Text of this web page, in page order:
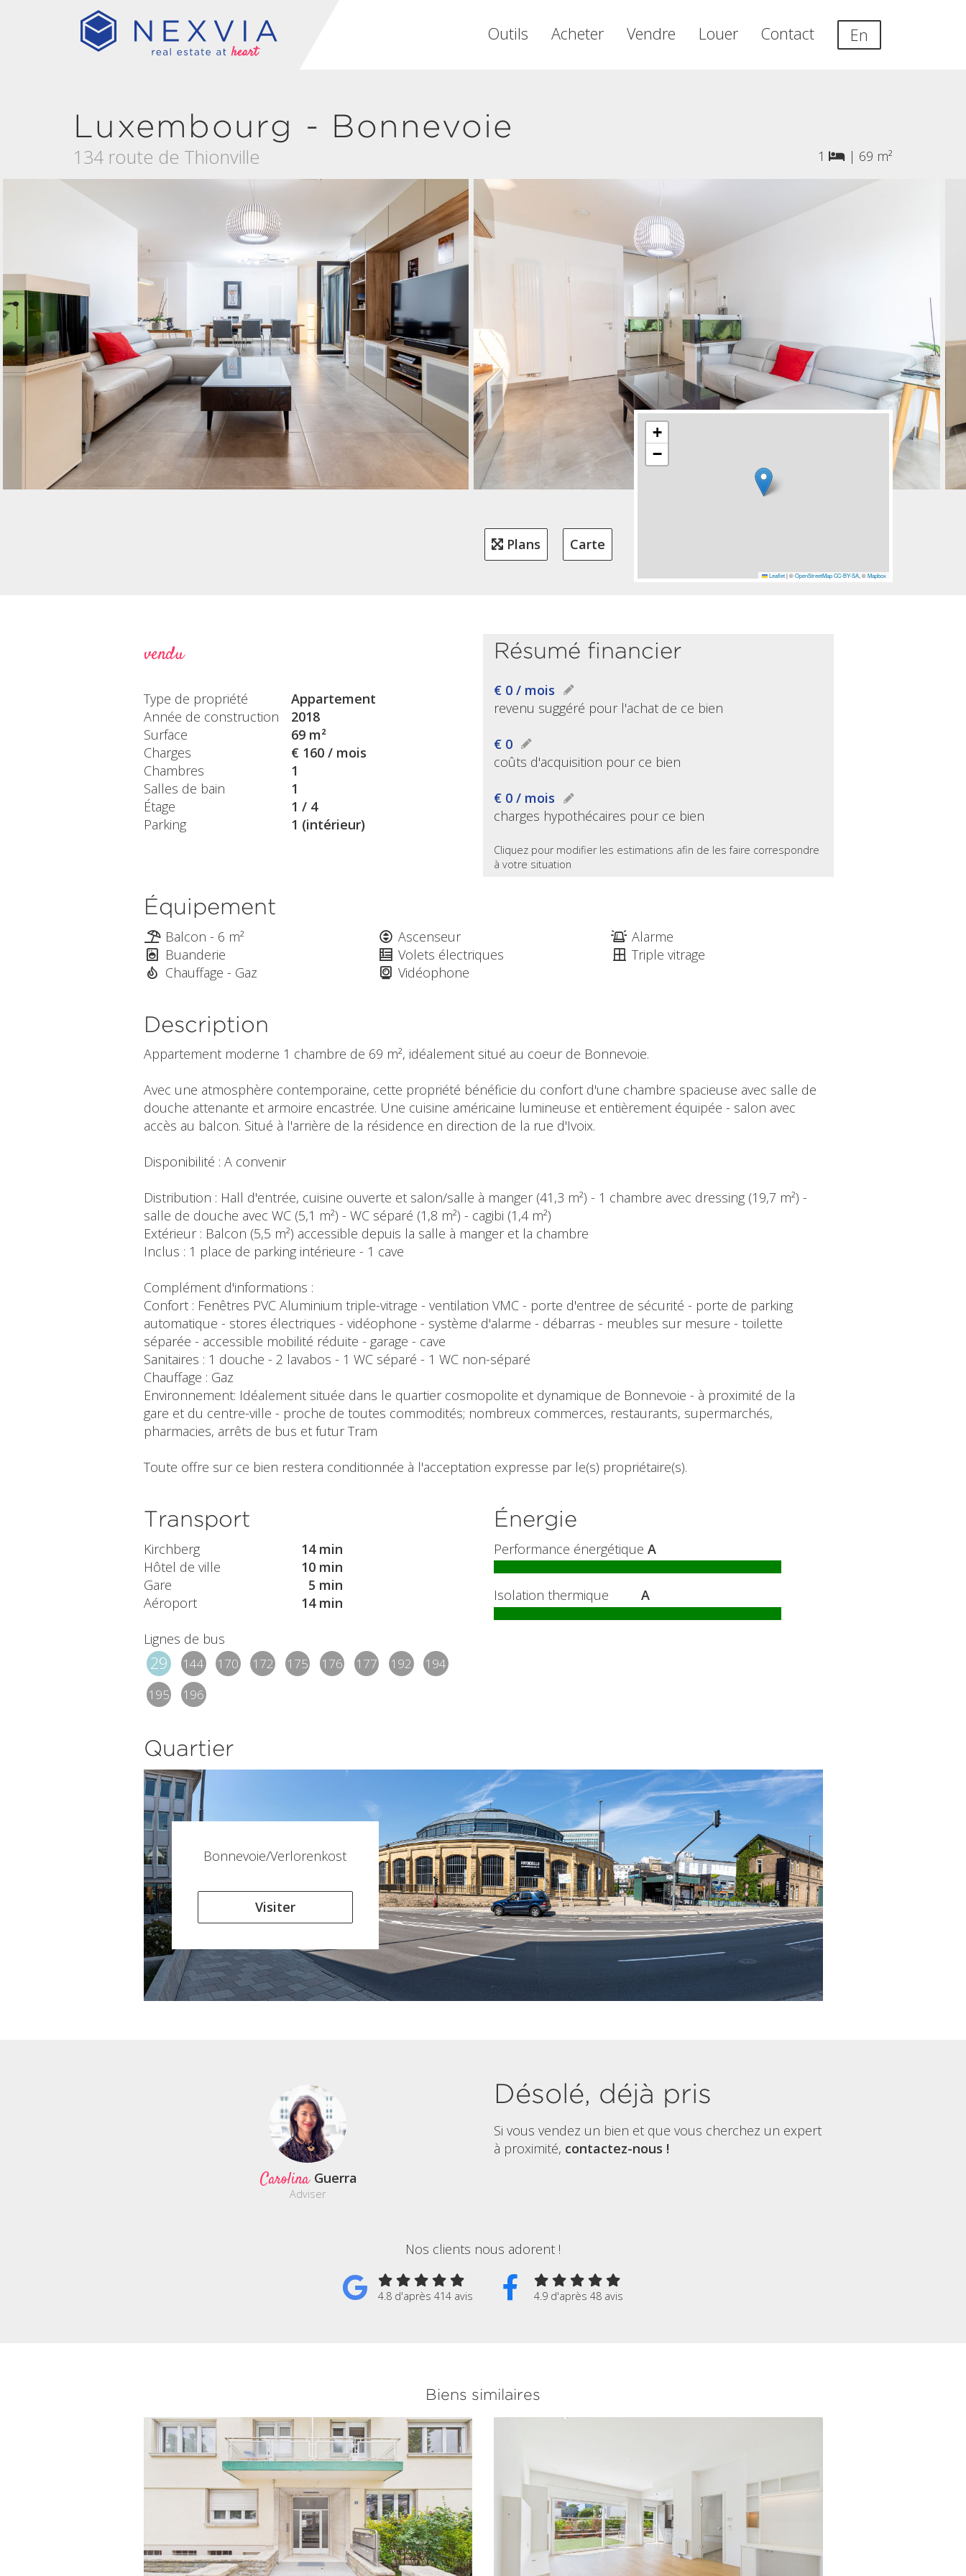
Outils Acheter Vendre Louer Contact En
Luxembourg - Bonnevoie
134 route de Thionville 1 | 69 m²
Plans Carte
+
−
Leaflet |©OpenStreetMap CC-BY-SA, ©Mapbox
vendu
Type de propriété
Appartement
Année de construction
2018
Surface
69 m²
Charges
€ 160 / mois
Chambres
1
Salles de bain
1
Étage
1 / 4
Parking
1 (intérieur)
Résumé financier
€ 0 / mois
revenu suggéré pour l'achat de ce bien
€ 0
coûts d'acquisition pour ce bien
€ 0 / mois
charges hypothécaires pour ce bien
Cliquez pour modifier les estimations afin de les faire correspondre
à votre situation
Équipement
Balcon - 6 m²
Buanderie
Chauffage - Gaz
Ascenseur
Volets électriques
Vidéophone
Alarme
Triple vitrage
Description
Appartement moderne 1 chambre de 69 m², idéalement situé au coeur de Bonnevoie.
Avec une atmosphère contemporaine, cette propriété bénéficie du confort d'une chambre spacieuse avec salle de
douche attenante et armoire encastrée. Une cuisine américaine lumineuse et entièrement équipée - salon avec
accès au balcon. Situé à l'arrière de la résidence en direction de la rue d'Ivoix.
Disponibilité : A convenir
Distribution : Hall d'entrée, cuisine ouverte et salon/salle à manger (41,3 m²) - 1 chambre avec dressing (19,7 m²) -
salle de douche avec WC (5,1 m²) - WC séparé (1,8 m²) - cagibi (1,4 m²)
Extérieur : Balcon (5,5 m²) accessible depuis la salle à manger et la chambre
Inclus : 1 place de parking intérieure - 1 cave
Complément d'informations :
Confort : Fenêtres PVC Aluminium triple-vitrage - ventilation VMC - porte d'entree de sécurité - porte de parking
automatique - stores électriques - vidéophone - système d'alarme - débarras - meubles sur mesure - toilette
séparée - accessible mobilité réduite - garage - cave
Sanitaires : 1 douche - 2 lavabos - 1 WC séparé - 1 WC non-séparé
Chauffage : Gaz
Environnement: Idéalement située dans le quartier cosmopolite et dynamique de Bonnevoie - à proximité de la
gare et du centre-ville - proche de toutes commodités; nombreux commerces, restaurants, supermarchés,
pharmacies, arrêts de bus et futur Tram
Toute offre sur ce bien restera conditionnée à l'acceptation expresse par le(s) propriétaire(s).
Transport
Kirchberg
14 min
Hôtel de ville
10 min
Gare
5 min
Aéroport
14 min
Lignes de bus
29 144 170 172 175 176 177 192
194
195
196
Énergie
Performance énergétique A
Isolation thermique A
Quartier
Bonnevoie/Verlorenkost
Visiter
Carolina Guerra
Adviser
Désolé, déjà pris
Si vous vendez un bien et que vous cherchez un expert
à proximité, contactez-nous !
Nos clients nous adorent !
4.8 d'après 414 avis 4.9 d'après 48 avis
Biens similaires